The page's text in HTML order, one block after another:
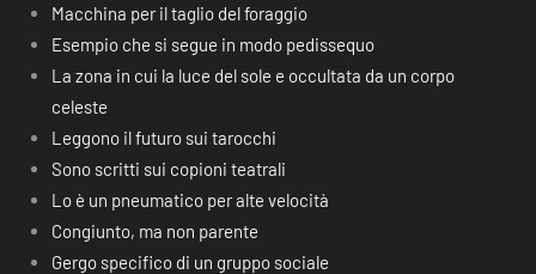
Macchina per il taglio del foraggio
Esempio che si segue in modo pedissequo
La zona in cui la luce del sole e occultata da un corpo
celeste
Leggono il futuro sui tarocchi
Sono scritti sui copioni teatrali
Lo è un pneumatico per alte velocità
Congiunto, ma non parente
Gergo specifico di un gruppo sociale